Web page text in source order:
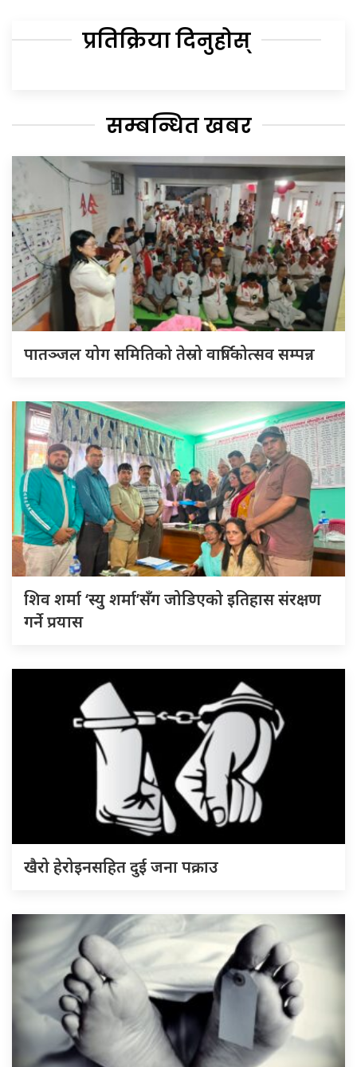
प्रतिक्रिया दिनुहोस्
सम्बन्धित खबर
पातञ्जल योग समितिको तेस्रो वार्षिकोत्सव सम्पन्न
शिव शर्मा ‘स्यु शर्मा’सँग जोडिएको इतिहास संरक्षण
गर्ने प्रयास
खैरो हेरोइनसहित दुई जना पक्राउ